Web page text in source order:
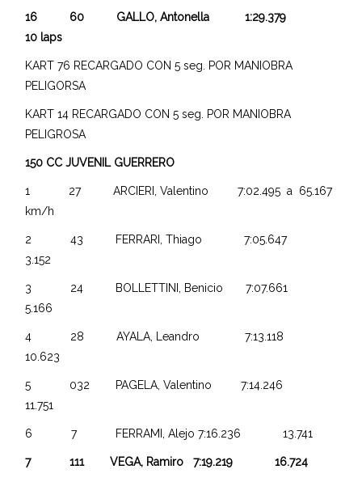
16 60 GALLO, Antonella 1:29.379
10 laps
KART 76 RECARGADO CON 5 seg. POR MANIOBRA
PELIGORSA
KART 14 RECARGADO CON 5 seg. POR MANIOBRA
PELIGROSA
150 CC JUVENIL GUERRERO
1 27 ARCIERI, Valentino 7:02.495 a 65.167
km/h
2 43 FERRARI, Thiago 7:05.647
3.152
3 24 BOLLETTINI, Benicio 7:07.661
5.166
4 28 AYALA, Leandro 7:13.118
10.623
5 032 PAGELA, Valentino 7:14.246
11.751
6 7 FERRAMI, Alejo 7:16.236 13.741
7 111 VEGA, Ramiro 7:19.219 16.724